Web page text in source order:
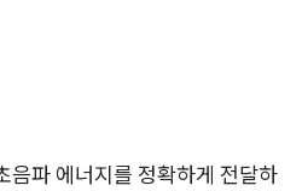
음파 에너지를 정확하게 전달하